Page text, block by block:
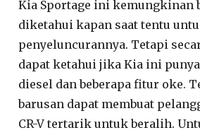
Kia Sportage ini kemungkinan
diketahui kapan saat tentu
penyeluncurannya. Tetapi
dapat ketahui jika Kia ini
diesel dan beberapa fitur oke.
barusan dapat membuat
CR-V tertarik untuk beralih.